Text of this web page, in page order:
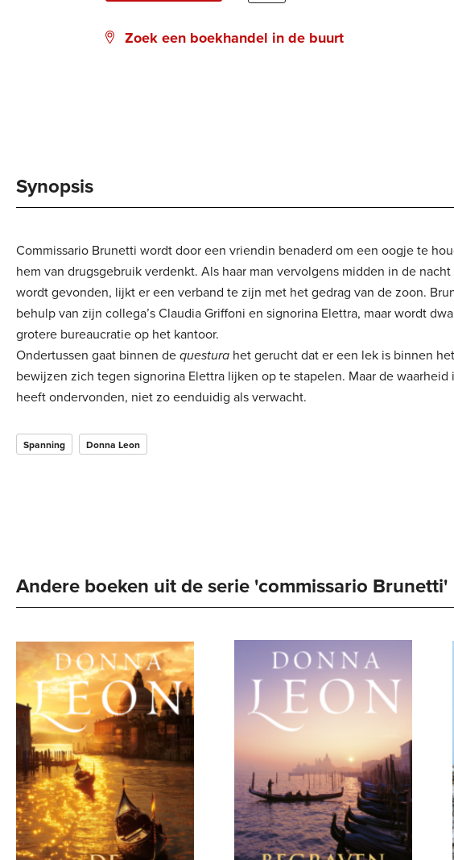
Zoek een boekhandel in de buurt
Synopsis
Commissario Brunetti wordt door een vriendin benaderd om een oogje te
hem van drugsgebruik verdenkt. Als haar man vervolgens midden in de
wordt gevonden, lijkt er een verband te zijn met het gedrag van de zoon.
behulp van zijn collega’s Claudia Griffoni en signorina Elettra, maar wordt
grotere bureaucratie op het kantoor.
Ondertussen gaat binnen dequestura het gerucht dat er een lek is binnen
bewijzen zich tegen signorina Elettra lijken op te stapelen. Maar de waarheid
heeft ondervonden, niet zo eenduidig als verwacht.
Spanning Donna Leon
Andere boeken uit de serie 'commissario Brunetti'